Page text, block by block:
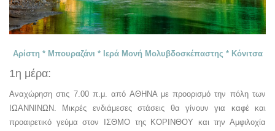
Αρίστη * Μπουραζάνι * Ιερά Μονή Μολυβδοσκέπαστης * Κόνιτσα
1η μέρα:
Αναχώρηση στις 7.00 π.μ. από ΑΘΗΝΑ με προορισμό την πόλη των
ΙΩΑΝΝΙΝΩΝ. Μικρές ενδιάμεσες στάσεις θα γίνουν για καφέ και
προαιρετικό γεύμα στον ΙΣΘΜΟ της ΚΟΡΙΝΘΟΥ και την Αμφιλοχία